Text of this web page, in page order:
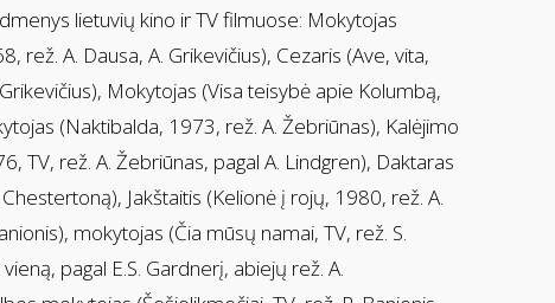
lietuvių kino ir TV filmuose: Mokytojas
rež. A. Dausa, A. Grikevičius), Cezaris (Ave, vita,
Mokytojas (Visa teisybė apie Kolumbą,
(Naktibalda, 1973, rež. A. Žebriūnas), Kalėjimo
TV, rež. A. Žebriūnas, pagal A. Lindgren), Daktaras
Jakštaitis (Kelionė į rojų, 1980, rež. A.
mokytojas (Čia mūsų namai, TV, rež. S.
pagal E.S. Gardnerį, abiejų rež. A.